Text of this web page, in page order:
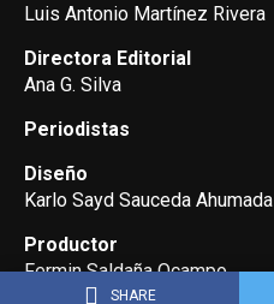
SHARE
Luis Antonio Martínez Rivera
Directora Editorial
Ana G. Silva
Periodistas
Diseño
Karlo Sayd Sauceda Ahumada
Productor
Fermin Saldaña Ocampo